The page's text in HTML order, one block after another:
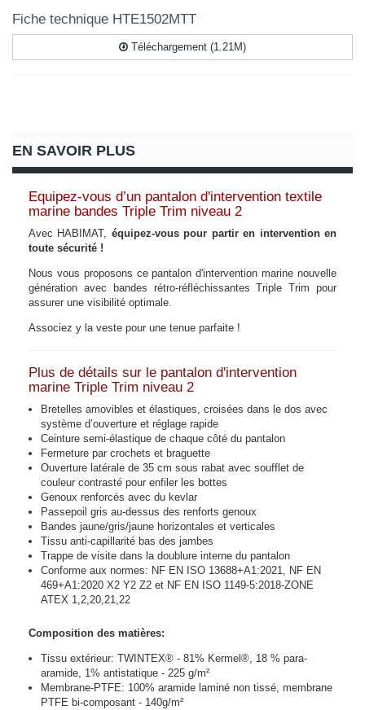
Fiche technique HTE1502MTT
Téléchargement (1.21M)
EN SAVOIR PLUS
Equipez-vous d’un pantalon d'intervention textile
marine bandes Triple Trim niveau 2
Avec HABIMAT, équipez-vous pour partir en intervention en
toute sécurité !
Nous vous proposons ce pantalon d'intervention marine nouvelle
génération avec bandes rétro-réfléchissantes Triple Trim pour
assurer une visibilité optimale.
Associez y la veste pour une tenue parfaite !
Plus de détails sur le pantalon d'intervention
marine Triple Trim niveau 2
Bretelles amovibles et élastiques, croisées dans le dos avec
système d’ouverture et réglage rapide
Ceinture semi-élastique de chaque côté du pantalon
Fermeture par crochets et braguette
Ouverture latérale de 35 cm sous rabat avec soufflet de
couleur contrasté pour enfiler les bottes
Genoux renforcés avec du kevlar
Passepoil gris au-dessus des renforts genoux
Bandes jaune/gris/jaune horizontales et verticales
Tissu anti-capillarité bas des jambes
Trappe de visite dans la doublure interne du pantalon
Conforme aux normes: NF EN ISO 13688+A1:2021, NF EN
469+A1:2020 X2 Y2 Z2 et NF EN ISO 1149-5:2018-ZONE
ATEX 1,2,20,21,22
Composition des matières:
Tissu extérieur: TWINTEX® - 81% Kermel®, 18 % para-
aramide, 1% antistatique - 225 g/m²
Membrane-PTFE: 100% aramide laminé non tissé, membrane
PTFE bi-composant - 140g/m²